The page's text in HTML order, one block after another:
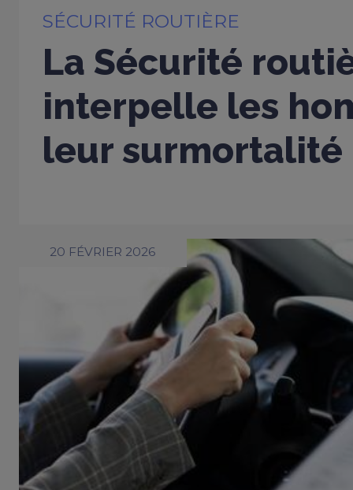
SÉCURITÉ ROUTIÈRE
La Sécurité
interpelle les
leur
20 FÉVRIER 2026